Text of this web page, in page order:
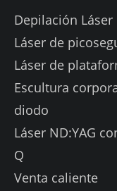
Depilación
Láser de
Láser de
Escultura
diodo
Láser ND:YAG
Q
Venta caliente